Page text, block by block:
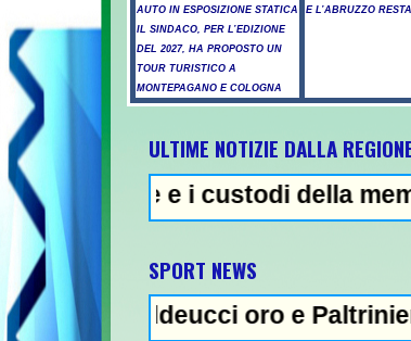
AUTO IN ESPOSIZIONE STATICA
IL SINDACO, PER L’EDIZIONE
DEL 2027, HA PROPOSTO UN
TOUR TURISTICO A
MONTEPAGANO E COLOGNA
E L’ABRUZZO
ULTIME NOTIZIE DALLA
i custodi della memoria -
SPORT NEWS
oro e Paltrinieri bronzo